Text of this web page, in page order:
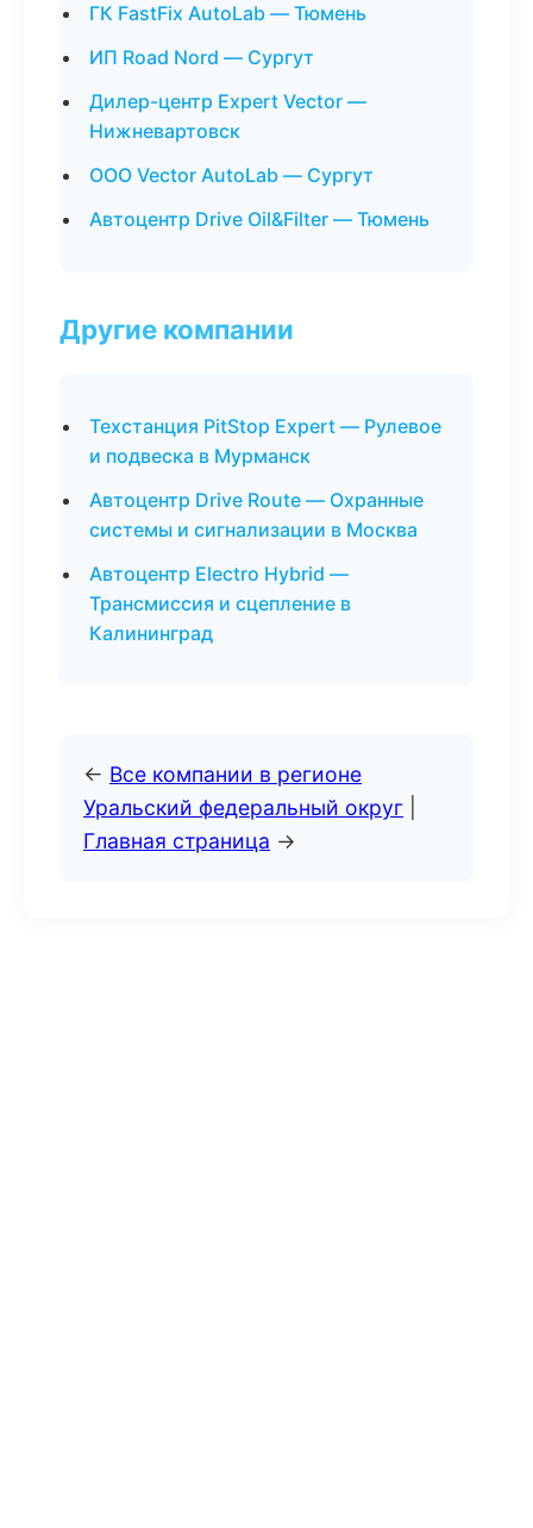
ГК FastFix AutoLab — Тюмень
ИП Road Nord — Сургут
Дилер-центр Expert Vector —
Нижневартовск
ООО Vector AutoLab — Сургут
Автоцентр Drive Oil&Filter — Тюмень
Другие компании
Техстанция PitStop Expert — Рулевое
и подвеска в Мурманск
Автоцентр Drive Route — Охранные
системы и сигнализации в Москва
Автоцентр Electro Hybrid —
Трансмиссия и сцепление в
Калининград
← Все компании в регионе
Уральский федеральный округ
Главная страница →